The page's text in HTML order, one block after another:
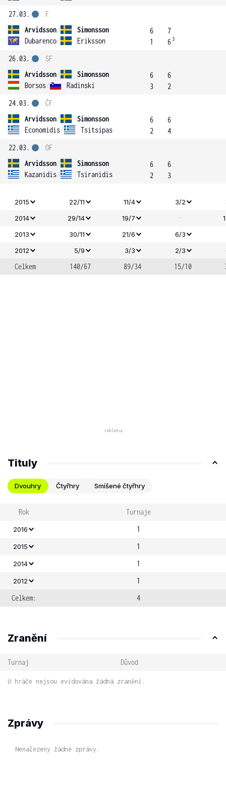
27.03.
Arvidsson/
Simonsson
Dubarenco/ Eriksson
F
6
1
7
6 3
26.03.
Arvidsson/
Simonsson
Borsos/ Radinski
SF
6
3
6
2
24.03.
Arvidsson/
Simonsson
Economidis/ Tsitsipas
ČF
6
2
6
4
22.03.
Arvidsson/
Simonsson
Kazanidis/ Tsiranidis
OF
6
2
6
3
2015 22/11 11/4 3/2
2014
29/14 19/7 -
2013
30/11 21/6 6/3
2012
5/9 3/3 2/3
Celkem 140/67 89/34 15/10
Tituly
Dvouhry Čtyřhry Smíšené čtyřhry
Rok Turnaje
2016 1
2015 1
2014 1
2012
1
Celkem:
4
Zranění
Turnaj Důvod
U hráče nejsou evidována žádná zranění.
Zprávy
Nenalezeny žádné zprávy.